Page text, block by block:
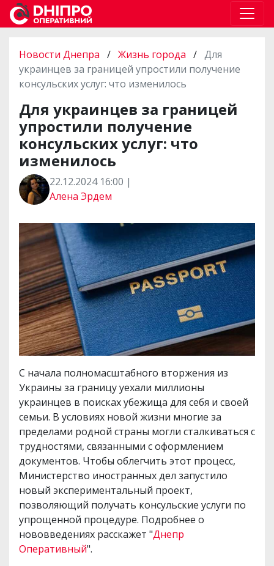
Новости Днепра / Жизнь города / Для
украинцев за границей упростили получение
консульских услуг: что изменилось
Для украинцев за границей
упростили получение
консульских услуг: что
изменилось
22.12.2024 16:00 |
Алена Эрдем
С начала полномасштабного вторжения из
Украины за границу уехали миллионы
украинцев в поисках убежища для себя и своей
семьи. В условиях новой жизни многие за
пределами родной страны могли сталкиваться с
трудностями, связанными с оформлением
документов. Чтобы облегчить этот процесс,
Министерство иностранных дел запустило
новый экспериментальный проект,
позволяющий получать консульские услуги по
упрощенной процедуре. Подробнее о
нововведениях расскажет "Днепр
Оперативный".